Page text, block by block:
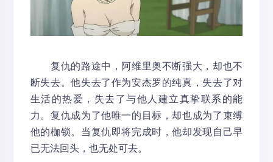
复仇的路途中，阿维里奥不断强大，却也不
断失去。他失去了作为安杰罗的纯真，失去了对
生活的热爱，失去了与他人建立真挚联系的能
力。复仇成为了他唯一的目标，却也成为了束缚
他的枷锁。当复仇即将完成时，他却发现自己早
已无法回头，也无处可去。